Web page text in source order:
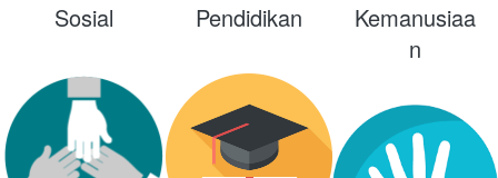
Sosial Pendidikan
Kemanusiaa
n